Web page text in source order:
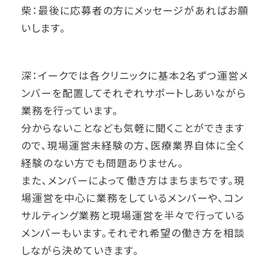
柴：最後に応募者の方にメッセージがあればお願
いします。
深：イークでは各クリニックに基本2名ずつ運営メ
ンバーを配置してそれぞれサポートしあいながら
業務を行っています。
分からないことなども気軽に聞くことができます
ので、現場運営未経験の方、医療業界自体に全く
経験のない方でも問題ありません。
また、メンバーによって働き方はまちまちです。現
場運営を中心に業務をしているメンバーや、コン
サルティング業務と現場運営を半々で行っている
メンバーもいます。それぞれ希望の働き方を相談
しながら決めていきます。